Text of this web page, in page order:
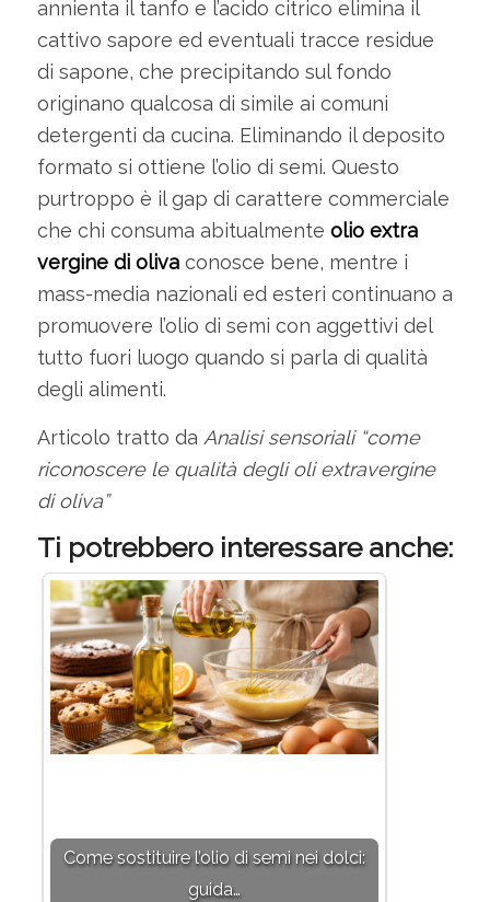
annienta il tanfo e l’acido citrico elimina il
cattivo sapore ed eventuali tracce residue
di sapone, che precipitando sul fondo
originano qualcosa di simile ai comuni
detergenti da cucina. Eliminando il deposito
formato si ottiene l’olio di semi. Questo
purtroppo è il gap di carattere commerciale
che chi consuma abitualmente olio extra
vergine di olivaconosce bene, mentre i
mass-media nazionali ed esteri continuano a
promuovere l’olio di semi con aggettivi del
tutto fuori luogo quando si parla di qualità
degli alimenti.
Articolo tratto da Analisi sensoriali “come
riconoscere le qualità degli oli extravergine
di oliva”
Ti potrebbero interessare anche:
Come sostituire l’olio di semi nei dolci:
guida…